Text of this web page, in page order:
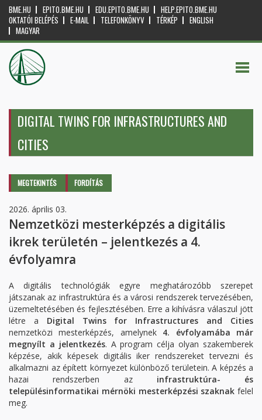
BME.HU EPITO.BME.HU EDU.EPITO.BME.HU
HELP.EPITO.BME.HU
OKTATÓI BELÉPÉS
E-MAIL TELEFONKÖNYV TÉRKÉP
ENGLISH
MAGYAR
DIGITAL TWINS FOR INFRASTRUCTURES AND
CITIES
Elsődleges fülek
MEGTEKINTÉS (AKTÍVFORDÍTÁS
2026. április 03.
Nemzetközi mesterképzés a digitális
ikrek területén – jelentkezés a 4.
évfolyamra
A digitális technológiák egyre meghatározóbb szerepet
játszanak az infrastruktúra és a városi rendszerek tervezésében,
üzemeltetésében és fejlesztésében. Erre a kihívásra válaszul jött
létre a Digital Twins for Infrastructures and Cities
nemzetközi mesterképzés, amelynek 4. évfolyamába már
megnyílt a jelentkezés. A program célja olyan szakemberek
képzése, akik képesek digitális iker rendszereket tervezni és
alkalmazni az épített környezet különböző területein. A képzés a
hazai rendszerben azinfrastruktúra- és
településinformatikai mérnöki mesterképzési szaknak felel
meg.